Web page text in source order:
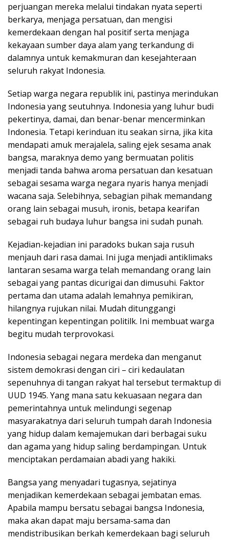
perjuangan mereka melalui tindakan nyata seperti
berkarya, menjaga persatuan, dan mengisi
kemerdekaan dengan hal positif serta menjaga
kekayaan sumber daya alam yang terkandung di
dalamnya untuk kemakmuran dan kesejahteraan
seluruh rakyat Indonesia.
Setiap warga negara republik ini, pastinya merindukan
Indonesia yang seutuhnya. Indonesia yang luhur budi
pekertinya, damai, dan benar-benar mencerminkan
Indonesia. Tetapi kerinduan itu seakan sirna, jika kita
mendapati amuk merajalela, saling ejek sesama anak
bangsa, maraknya demo yang bermuatan politis
menjadi tanda bahwa aroma persatuan dan kesatuan
sebagai sesama warga negara nyaris hanya menjadi
wacana saja. Selebihnya, sebagian pihak memandang
orang lain sebagai musuh, ironis, betapa kearifan
sebagai ruh budaya luhur bangsa ini sudah punah.
Kejadian-kejadian ini paradoks bukan saja rusuh
menjauh dari rasa damai. Ini juga menjadi antiklimaks
lantaran sesama warga telah memandang orang lain
sebagai yang pantas dicurigai dan dimusuhi. Faktor
pertama dan utama adalah lemahnya pemikiran,
hilangnya rujukan nilai. Mudah ditunggangi
kepentingan kepentingan politilk. Ini membuat warga
begitu mudah terprovokasi.
Indonesia sebagai negara merdeka dan menganut
sistem demokrasi dengan ciri – ciri kedaulatan
sepenuhnya di tangan rakyat hal tersebut termaktup di
UUD 1945. Yang mana satu kekuasaan negara dan
pemerintahnya untuk melindungi segenap
masyarakatnya dari seluruh tumpah darah Indonesia
yang hidup dalam kemajemukan dari berbagai suku
dan agama yang hidup saling berdampingan. Untuk
menciptakan perdamaian abadi yang hakiki.
Bangsa yang menyadari tugasnya, sejatinya
menjadikan kemerdekaan sebagai jembatan emas.
Apabila mampu bersatu sebagai bangsa Indonesia,
maka akan dapat maju bersama-sama dan
mendistribusikan berkah kemerdekaan bagi seluruh